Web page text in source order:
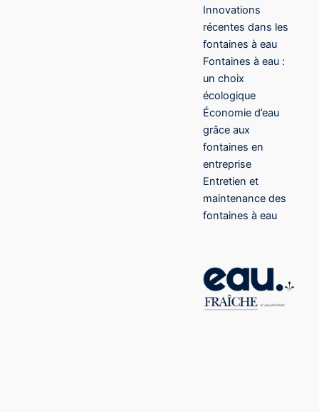
Innovations
récentes dans les
fontaines à eau
Fontaines à eau :
un choix
écologique
Économie d’eau
grâce aux
fontaines en
entreprise
Entretien et
maintenance des
fontaines à eau